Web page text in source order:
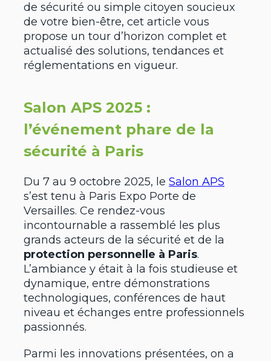
de sécurité ou simple citoyen soucieux
de votre bien-être, cet article vous
propose un tour d’horizon complet et
actualisé des solutions, tendances et
réglementations en vigueur.
Salon APS 2025 :
l’événement phare de la
sécurité à Paris
Du 7 au 9 octobre 2025, le Salon APS
s’est tenu à Paris Expo Porte de
Versailles. Ce rendez-vous
incontournable a rassemblé les plus
grands acteurs de la sécurité et de la
protection personnelle à Paris.
L’ambiance y était à la fois studieuse et
dynamique, entre démonstrations
technologiques, conférences de haut
niveau et échanges entre professionnels
passionnés.
Parmi les innovations présentées, on a